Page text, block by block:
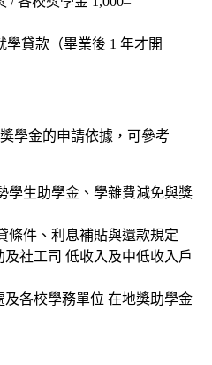
學貸款（畢業後 1 年才開
學金的申請依據，可參考
學生助學金、學雜費減免與獎
條件、利息補貼與還款規定
社工司 低收入及中低收入戶
及各校學務單位 在地獎助學金